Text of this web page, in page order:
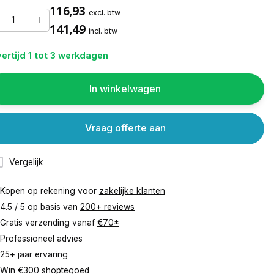
116,93 excl. btw
141,49 incl. btw
1 tot 3 werkdagen
In winkelwagen
Vergelijk
Vraag offerte aan
Kopen op rekening voor zakelijke klanten
4.5 / 5 op basis van 200+ reviews
Gratis verzending vanaf €70*
Professioneel advies
25+ jaar ervaring
Win €300 shoptegoed